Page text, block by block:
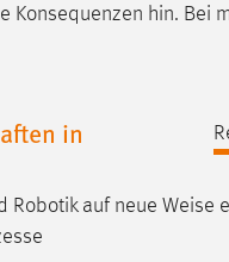
Konsequenzen hin. Bei
in
Robotik auf neue Weise